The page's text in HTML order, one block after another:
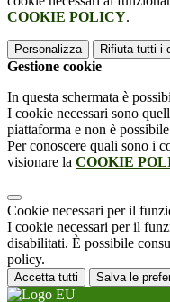
COOKIE POLICY.
Personalizza Rifiuta tutti i
Gestione cookie
In questa schermata è
I cookie necessari sono
piattaforma e non è
Per conoscere quali sono i
visionare la COOKIE
Cookie necessari per il
I cookie necessari per il
disabilitati. È possibile
policy.
Accetta tutti Salva le